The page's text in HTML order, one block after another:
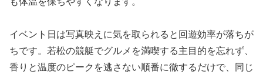
イベント日は写真映えに気を取られると回遊効率が落ちが
ちです。若松の競艇でグルメを満喫する主目的を忘れず、
香りと温度のピークを逃さない順番に徹するだけで、同じ